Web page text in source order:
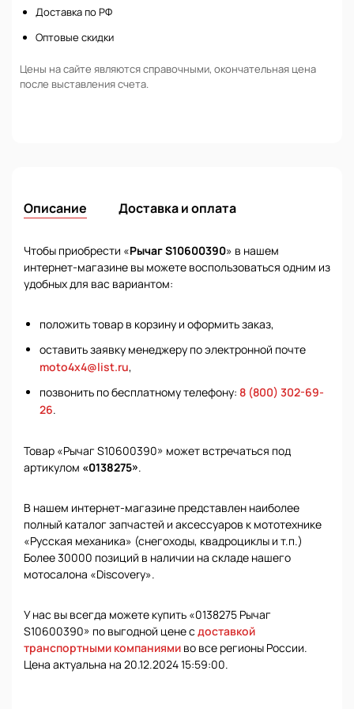
Доставка по РФ
Оптовые скидки
Цены на сайте являются справочными, окончательная цена
после выставления счета.
Описание Доставка и оплата
Чтобы приобрести «Рычаг S10600390» в нашем
интернет-магазине вы можете воспользоваться одним из
удобных для вас вариантом:
положить товар в корзину и оформить заказ,
оставить заявку менеджеру по электронной почте
moto4x4@list.ru,
позвонить по бесплатному телефону: 8 (800) 302-69-
26.
Товар «Рычаг S10600390» может встречаться под
артикулом «0138275».
В нашем интернет-магазине представлен наиболее
полный каталог запчастей и аксессуаров к мототехнике
«Русская механика» (снегоходы, квадроциклы и т.п.)
Более 30000 позиций в наличии на складе нашего
мотосалона «Discovery».
У нас вы всегда можете купить «0138275 Рычаг
S10600390» по выгодной цене с доставкой
транспортными компаниями во все регионы России.
Цена актуальна на 20.12.2024 15:59:00.